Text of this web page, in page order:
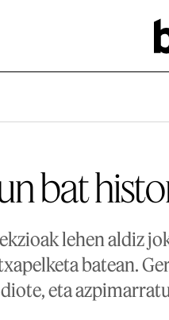
bat
lehen aldiz
batean.
eta